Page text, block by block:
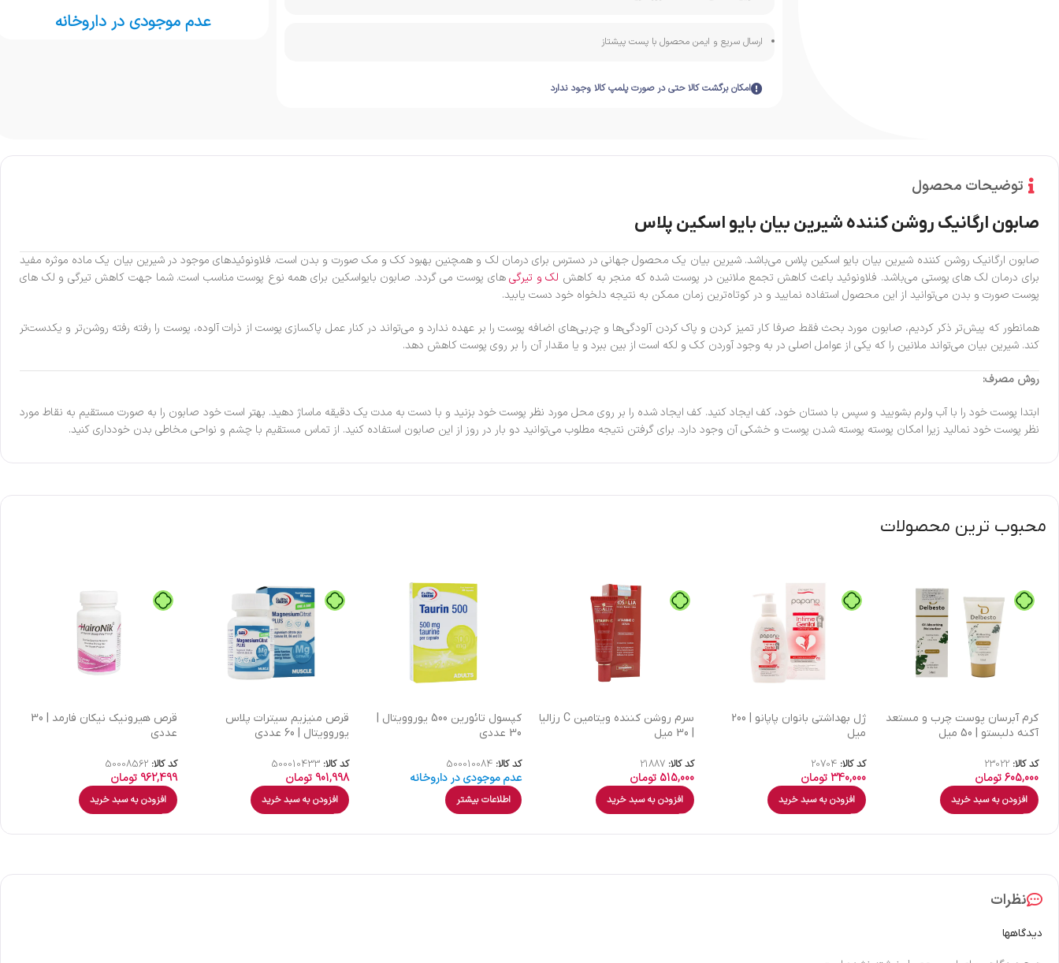
ارسال سریع و ایمن محصول با پست پیشتاز
امکان برگشت کالا حتی در صورت پلمپ کالا وجود ندارد
عدم موجودی در داروخانه
توضیحات محصول
صابون ارگانیک روشن کننده شیرین بیان بایو اسکین پلاس
صابون ارگانیک روشن کننده شیرین بیان بایو اسکین پلاس می‌باشد. شیرین بیان یک محصول جهانی در دسترس برای درمان لک و همچنین بهبود کک و مک صورت و بدن است. فلاونوئیدهای موجود در شیرین بیان یک ماده موثره مفید
برای درمان لک های پوستی می‌باشد. فلاونوئید باعث کاهش تجمع ملانین در پوست شده که منجر به کاهش لک و تیرگیهای پوست می گردد. صابون بایواسکین برای همه نوع پوست مناسب است. شما جهت کاهش تیرگی و لک های
پوست صورت و بدن می‌توانید از این محصول استفاده نمایید و در کوتاه‌‌ترین زمان ممکن به نتیجه دلخواه خود دست یابید.
همانطور که پیش‌تر ذکر کردیم، صابون مورد بحث فقط صرفا کار تمیز کردن و پاک کردن آلودگی‌ها و چربی‌های اضافه پوست را بر عهده ندارد و می‌تواند در کنار عمل پاکسازی پوست از ذرات آلوده، پوست را رفته رفته روشن‌تر و یکدست‌تر
کند. شیرین بیان می‌تواند ملانین را که یکی از عوامل اصلی در به وجود آوردن کک و لکه است از بین ببرد و یا مقدار آن را بر روی پوست کاهش دهد.
روش مصرف:
ابتدا پوست خود را با آب ولرم بشویید و سپس با دستان خود، کف ایجاد کنید. کف ایجاد شده را بر روی محل مورد نظر پوست خود بزنید و با دست به مدت یک دقیقه ماساژ دهید‌. بهتر است خود صابون را به صورت مستقیم به نقاط مورد
نظر پوست خود نمالید زیرا امکان پوسته پوسته شدن پوست و خشکی آن وجود دارد. برای گرفتن نتیجه مطلوب می‌توانید دو بار در روز از این صابون استفاده کنید. از تماس مستقیم با چشم و نواحی مخاطی بدن خودداری کنید.
محبوب ترین محصولات
كرم آبرسان پوست چرب و مستعد
آکنه دلبستو | 50 میل
کد کالا: 23022
605,000تومان
افزودن به سبد خرید
ژل بهداشتی بانوان پاپانو | 200
میل
کد کالا: 20704
340,000 تومان
افزودن به سبد خرید
سرم روشن کننده ویتامین C رزالیا
| 30 میل
کد کالا:21887
515,000 تومان
افزودن به سبد خرید
کپسول تائورین 500 یوروویتال |
30 عددی
کد کالا: 500010084
عدم موجودی در داروخانه
اطلاعات بیشتر
قرص منیزیم سیترات پلاس
یوروویتال | 60 عددی
کد کالا: 500010433
901,998 تومان
افزودن به سبد خرید
قرص هیرونیک نیکان فارمد | 30
عددی
کد کالا:50008562
962,499 تومان
افزودن به سبد خرید
نظرات
دیدگاهها